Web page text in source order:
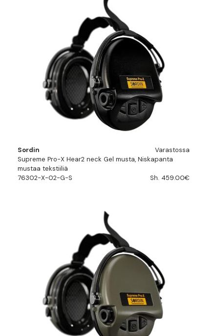
Sordin
Varastossa
Supreme Pro-X Hear2 neck Gel musta, Niskapanta
mustaa tekstiiliä
76302-X-02-G-S
Sh. 459.00€